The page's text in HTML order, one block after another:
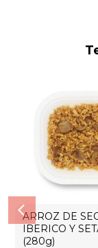
ARROZ DE
IBERICO Y
(280g)